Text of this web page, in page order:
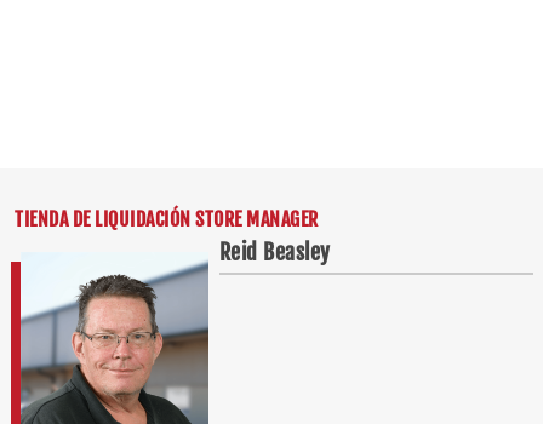
TIENDA DE LIQUIDACIÓN STORE MANAGER
Reid Beasley